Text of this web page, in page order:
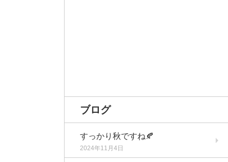
ブログ
すっかり秋ですね🍂
2024年11月4日